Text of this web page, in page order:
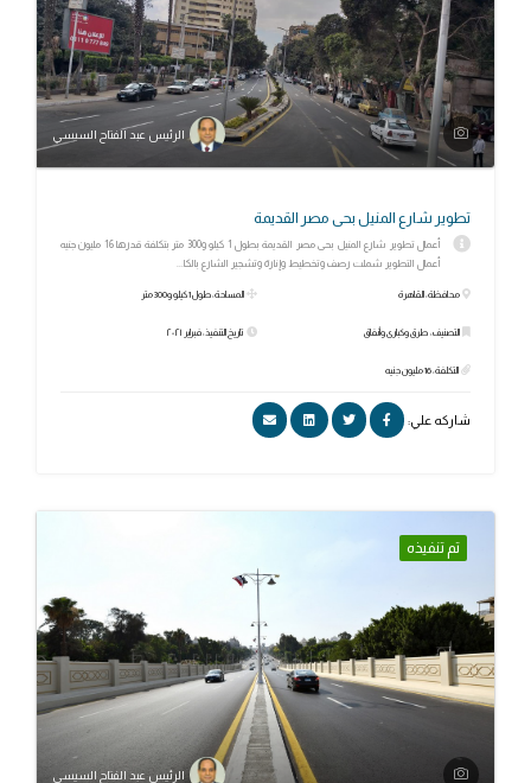
الرئيس عبد الفتاح السيسي
تطوير شارع المنيل بحى مصر القديمة
أعمال تطوير شارع المنيل بحى مصر القديمة بطول 1 كيلو و300 متر بتكلفة قدرها 16 مليون جنيه
أعمال التطوير شملت رصف وتخطيط وإنارة وتشجير الشارع بالكا...
محافظة: القاهرة
التصنيف: طرق وكبارى وأنفاق
التكلفة: 16 مليون جنيه
المساحة: طول 1 كيلو و300 متر
تاريخ التنفيذ: فبراير ٢٠٢١
شاركه علي:
تم تنفيذه
الرئيس عبد الفتاح السيسي